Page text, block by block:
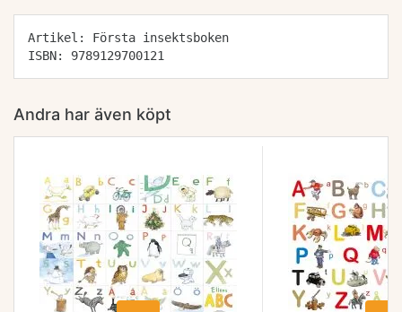
Artikel: Första insektsboken
ISBN: 9789129700121
Andra har även köpt